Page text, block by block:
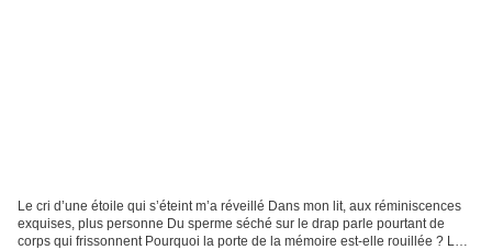
Le cri d’une étoile qui s’éteint m’a réveillé Dans mon lit, aux réminiscences
exquises, plus personne Du sperme séché sur le drap parle pourtant de
corps qui frissonnent Pourquoi la porte de la mémoire est-elle rouillée ? Les